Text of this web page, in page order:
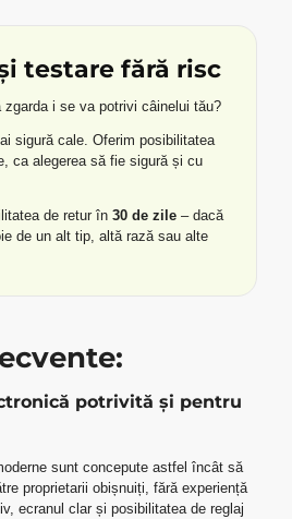
testare fără risc
zgarda i se va potrivi câinelui tău?
sigură cale. Oferim posibilitatea
ca alegerea să fie sigură și cu
de retur în 30 de zile – dacă
de un alt tip, altă rază sau alte
potrivită și pentru
sunt concepute astfel încât să
proprietarii obișnuiți, fără experiență
ecranul clar și posibilitatea de reglaj